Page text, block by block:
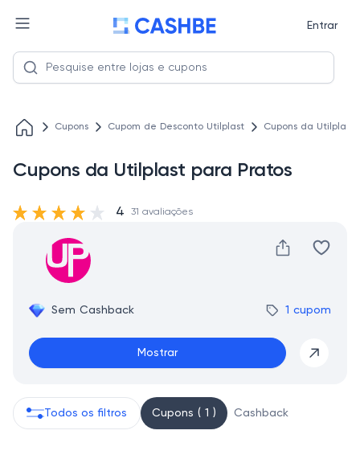
Entrar
Cupons Cupom de Desconto Utilplast Cupons da Utilplast
Cupons da Utilplast para Pratos
Sem Cashback 1 cupom
Mostrar
4 31 avaliações
Todos os filtros Cupons ( 1 ) Cashback